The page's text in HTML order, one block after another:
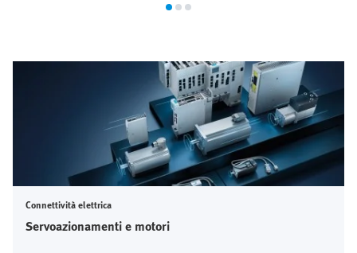
Connettività elettrica
Servoazionamenti e motori